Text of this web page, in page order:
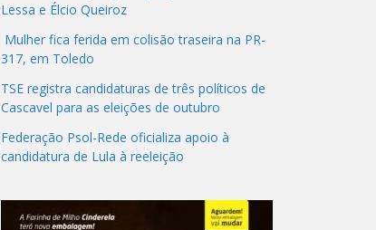
Lessa e Élcio Queiroz
Mulher fica ferida em colisão traseira na PR-
317, em Toledo
TSE registra candidaturas de três políticos de
Cascavel para as eleições de outubro
Federação Psol-Rede oficializa apoio à
candidatura de Lula à reeleição